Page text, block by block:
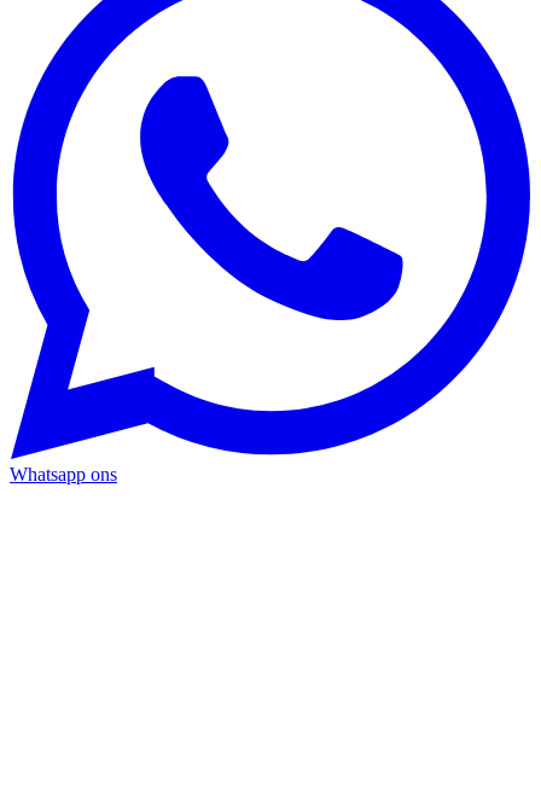
Whatsapp ons